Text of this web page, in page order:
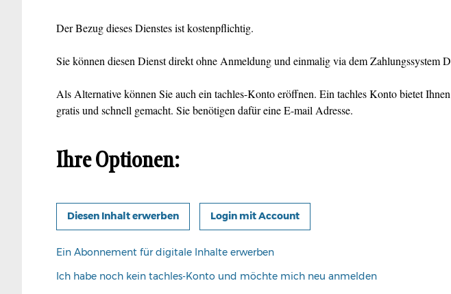
Der Bezug dieses Dienstes ist kostenpflichtig.
Sie können diesen Dienst direkt ohne Anmeldung und einmalig via dem Zahlungssystem
Als Alternative können Sie auch ein tachles-Konto eröffnen. Ein tachles Konto bietet
gratis und schnell gemacht. Sie benötigen dafür eine E-mail Adresse.
Ihre Optionen:
Login mit Account
Ein Abonnement für digitale Inhalte erwerben
Ich habe noch kein tachles-Konto und möchte mich neu anmelden